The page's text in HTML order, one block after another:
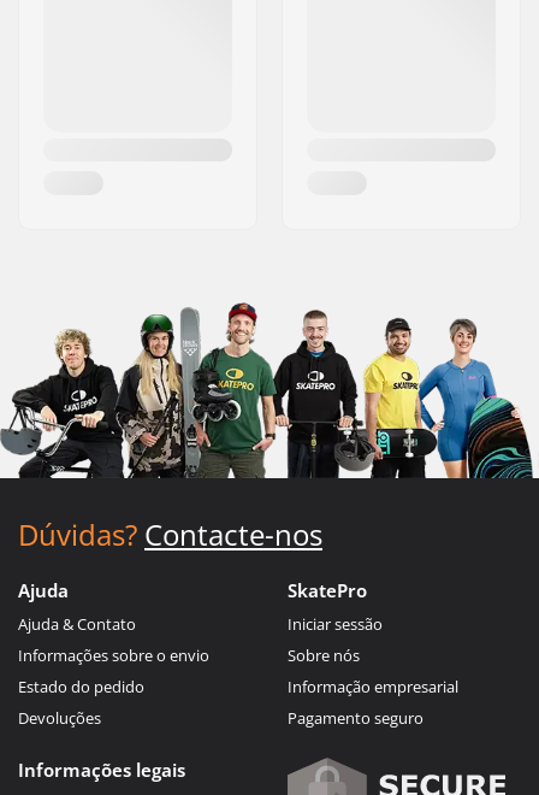
Dúvidas? Contacte-nos
Ajuda
Ajuda & Contato
Informações sobre o envio
Estado do pedido
Devoluções
SkatePro
Iniciar sessão
Sobre nós
Informação empresarial
Pagamento seguro
Informações legais